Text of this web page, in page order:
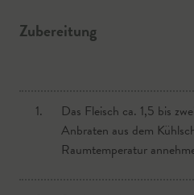
Zubereitung
1.
Das Fleisch ca. 1,5 bis
Anbraten aus dem
Raumtemperatur